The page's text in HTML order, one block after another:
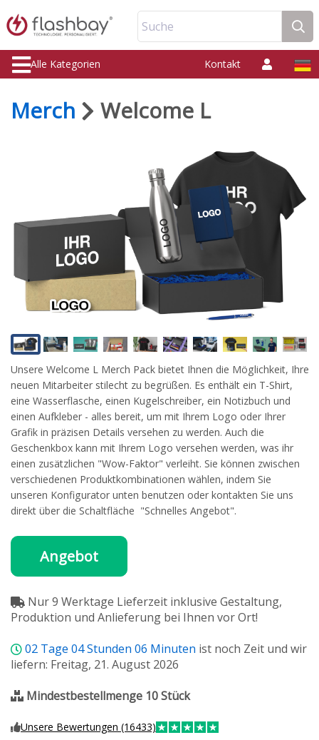
Suche
Alle Kategorien Kontakt
Merch Welcome L
Unsere Welcome L Merch Pack bietet Ihnen die Möglichkeit, Ihre
neuen Mitarbeiter stilecht zu begrüßen. Es enthält ein T-Shirt,
eine Wasserflasche, einen Kugelschreiber, ein Notizbuch und
einen Aufkleber - alles bereit, um mit Ihrem Logo oder Ihrer
Grafik in präzisen Details versehen zu werden. Auch die
Geschenkbox kann mit Ihrem Logo versehen werden, was ihr
einen zusätzlichen "Wow-Faktor" verleiht. Sie können zwischen
verschiedenen Produktkombinationen wählen, indem Sie
unseren Konfigurator unten benutzen oder kontakten Sie uns
direkt über die Schaltfläche "Schnelles Angebot".
Angebot
Nur 9 Werktage Lieferzeit inklusive Gestaltung,
Produktion und Anlieferung bei Ihnen vor Ort!
02 Tage 04Stunden 06 Minuten ist noch Zeit und wir
liefern: Freitag, 21. August 2026
Mindestbestellmenge 10 Stück
Unsere Bewertungen (16433)